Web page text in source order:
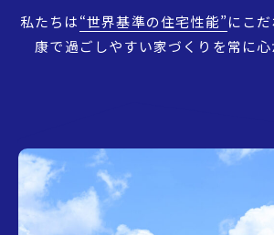
私たちは“世界基準の住宅性能”にこ
康で過ごしやすい家づくりを常に心